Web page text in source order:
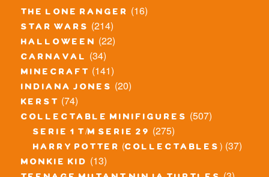
the lone ranger (16)
star wars (214)
halloween (22)
carnaval (34)
minecraft (141)
indiana jones (20)
kerst (74)
collectable minifigures (507)
serie 1 t/m serie 29 (275)
harry potter (collectables) (37)
monkie kid (13)